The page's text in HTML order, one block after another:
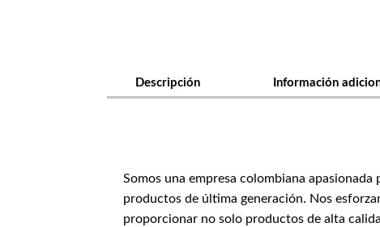
Descripción Información
Somos una empresa colombiana
productos de última generación. Nos
proporcionar no solo productos de alta